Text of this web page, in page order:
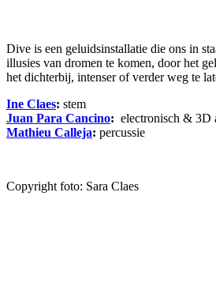
Dive is een geluidsinstallatie die ons in
illusies van dromen te komen, door het
het dichterbij, intenser of verder weg te
Ine Claes: stem
Juan Para Cancino: electronisch & 3D
Mathieu Calleja: percussie
Copyright foto: Sara Claes